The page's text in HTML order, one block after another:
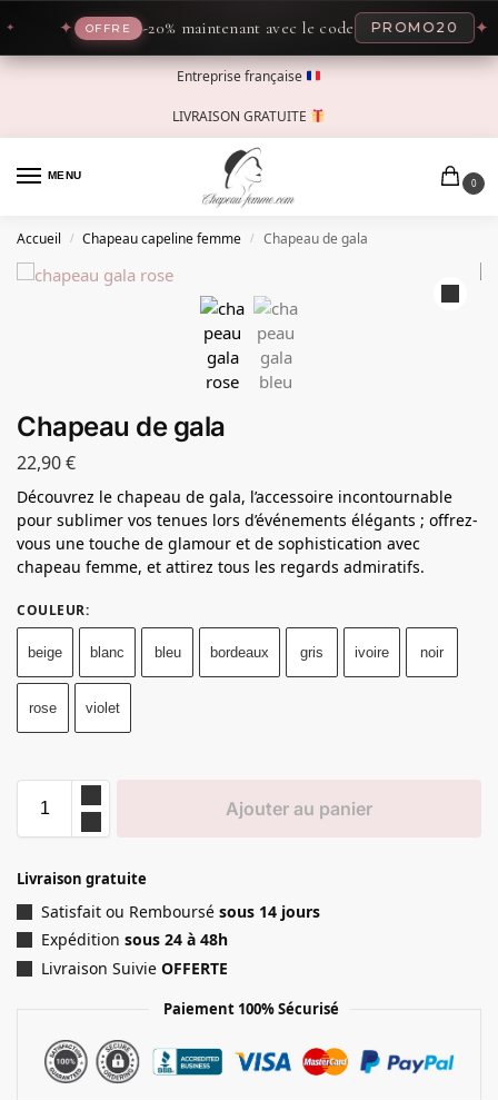
OFFRE -20% maintenant avec le code PROMO20 ✦
Entreprise française
LIVRAISON GRATUITE
MENU
0
Accueil / Chapeau capeline femme / Chapeau de gala
Chapeau de gala
22,90€
Découvrez le chapeau de gala, l’accessoire incontournable
pour sublimer vos tenues lors d’événements élégants ; offrez-
vous une touche de glamour et de sophistication avec
chapeau femme, et attirez tous les regards admiratifs.
COULEUR:
beige blanc bleu bordeaux gris ivoire noir
rose violet
Ajouter au panier
Livraison gratuite
Satisfait ou Remboursé sous 14 jours
Expédition sous 24 à 48h
Livraison Suivie OFFERTE
Paiement 100% Sécurisé